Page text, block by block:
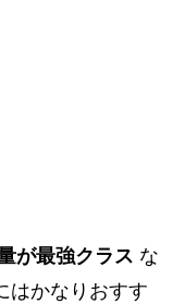
が最強クラス な
はかなりおすす